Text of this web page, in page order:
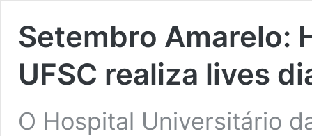
Setembro Amarelo:
UFSC realiza lives
O Hospital Universitário